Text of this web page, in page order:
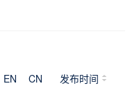
EN CN 发布时间